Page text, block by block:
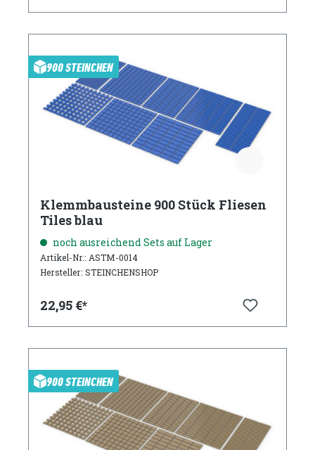
900 STEINCHEN
Klemmbausteine 900 Stück Fliesen
Tiles blau
noch ausreichend Sets auf Lager
Artikel-Nr.: ASTM-0014
Hersteller: STEINCHENSHOP
22,95 €*
900 STEINCHEN